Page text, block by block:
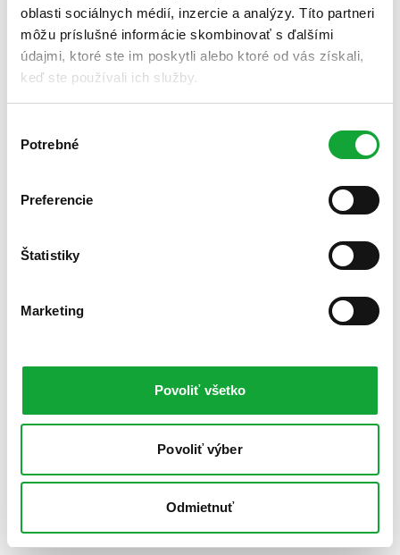
oblasti sociálnych médií, inzercie a analýzy. Títo partneri
môžu príslušné informácie skombinovať s ďalšími
údajmi, ktoré ste im poskytli alebo ktoré od vás získali,
keď ste používali ich služby.
súhlasu
Potrebné
Preferencie
Štatistiky
Marketing
Povoliť všetko
Povoliť výber
Odmietnuť